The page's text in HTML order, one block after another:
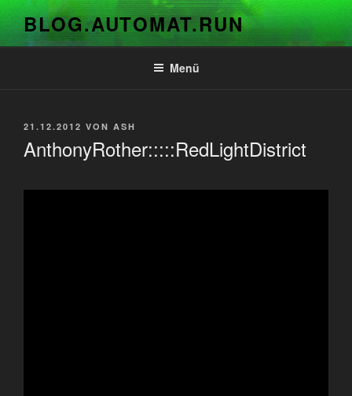
Zum
Inhalt
springen
BLOG.AUTOMAT.RUN
Menü
VERÖFFENTLICHT
21.12.2012 VON ASH
AnthonyRother:::::RedLightDistrict